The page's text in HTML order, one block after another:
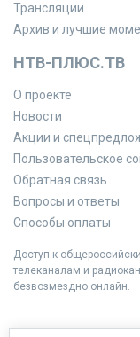
Трансляции
Архив и лучшие
НТВ-ПЛЮС.ТВ
О проекте
Новости
Акции и
Пользовательское
Обратная связь
Вопросы и ответы
Способы оплаты
Доступ к
телеканалам и
безвозмездно онлайн.